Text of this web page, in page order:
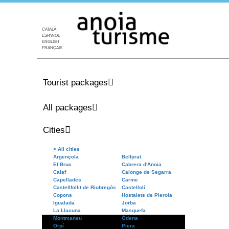
CATALÀ
ESPAÑOL
ENGLISH
FRANÇAIS
Tourist packages
All packages
Cities
> All cities
Argençola
Bellprat
El Bruc
Cabrera d'Anoia
Calaf
Calonge de Segarra
Capellades
Carme
Castellfollit de Riubregós
Castellolí
Copons
Hostalets de Pierola
Igualada
Jorba
La Llacuna
Masquefa
Montmaneu
Òdena
Orpí
Piera